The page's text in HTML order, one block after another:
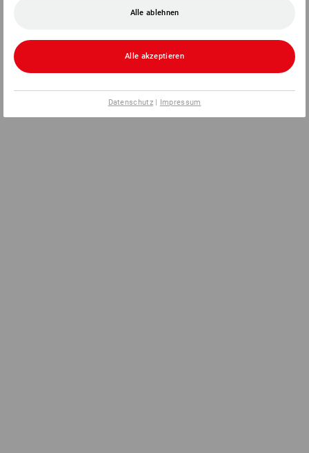
Alle ablehnen
Alle akzeptieren
Datenschutz| Impressum